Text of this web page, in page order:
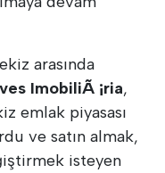
arasında
ImobiliÃ ¡ria,
emlak piyasası
ve satın almak,
isteyen